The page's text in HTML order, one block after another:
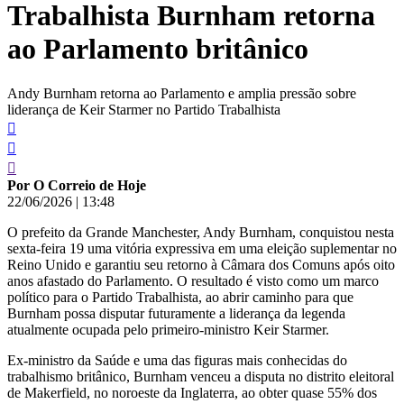
conteúdo
Trabalhista Burnham retorna
ao Parlamento britânico
Andy Burnham retorna ao Parlamento e amplia pressão sobre
liderança de Keir Starmer no Partido Trabalhista
Por O Correio de Hoje
22/06/2026 | 13:48
O prefeito da Grande Manchester, Andy Burnham, conquistou nesta
sexta-feira 19 uma vitória expressiva em uma eleição suplementar no
Reino Unido e garantiu seu retorno à Câmara dos Comuns após oito
anos afastado do Parlamento. O resultado é visto como um marco
político para o Partido Trabalhista, ao abrir caminho para que
Burnham possa disputar futuramente a liderança da legenda
atualmente ocupada pelo primeiro-ministro Keir Starmer.
Ex-ministro da Saúde e uma das figuras mais conhecidas do
trabalhismo britânico, Burnham venceu a disputa no distrito eleitoral
de Makerfield, no noroeste da Inglaterra, ao obter quase 55% dos